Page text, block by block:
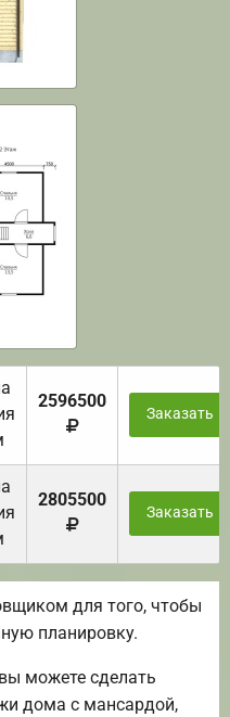
2596500
Заказать
2805500
Заказать
для того, чтобы
планировку.
можете сделать
дома с мансардой,